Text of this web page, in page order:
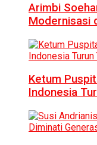
Arimbi
Modernisasi
Ketum
Indonesia